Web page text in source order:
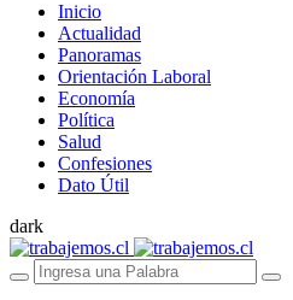
Inicio
Actualidad
Panoramas
Orientación Laboral
Economía
Política
Salud
Confesiones
Dato Útil
dark